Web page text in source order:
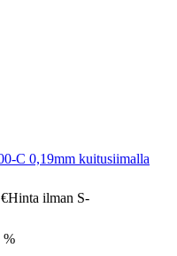
C 0,19mm kuitusiimalla
Hinta ilman S-
%